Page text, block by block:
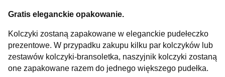
Gratis eleganckie opakowanie.
Kolczyki zostaną zapakowane w eleganckie pudełeczko
prezentowe. W przypadku zakupu kilku par kolczyków lub
zestawów kolczyki-bransoletka, naszyjnik kolczyki zostaną
one zapakowane razem do jednego większego pudełka.